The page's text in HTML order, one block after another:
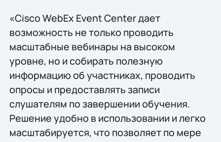
«Cisco WebEx Event Center дает
возможность не только проводить
масштабные вебинары на высоком
уровне, но и собирать полезную
информацию об участниках, проводить
опросы и предоставлять записи
слушателям по завершении обучения.
Решение удобно в использовании и легко
масштабируется, что позволяет по мере